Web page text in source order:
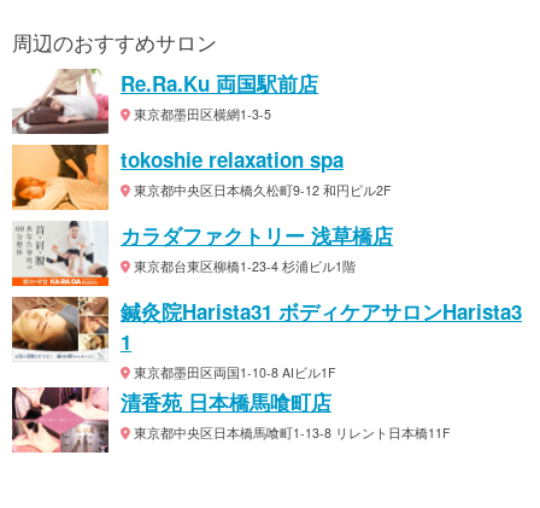
周辺のおすすめサロン
Re.Ra.Ku 両国駅前店
東京都墨田区横網1-3-5
tokoshie relaxation spa
東京都中央区日本橋久松町9-12 和円ビル2F
カラダファクトリー 浅草橋店
東京都台東区柳橋1-23-4 杉浦ビル1階
鍼灸院Harista31 ボディケアサロンHarista3
1
東京都墨田区両国1-10-8 AIビル1F
清香苑 日本橋馬喰町店
東京都中央区日本橋馬喰町1-13-8 リレント日本橋11F